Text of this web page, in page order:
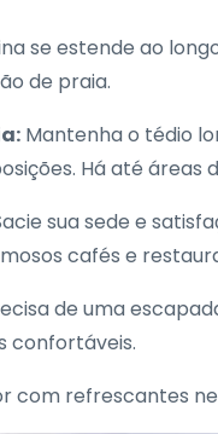
se estende ao
de praia.
Mantenha o tédio
Há até
sua sede e
cafés e
de uma
confortáveis.
com refrescantes